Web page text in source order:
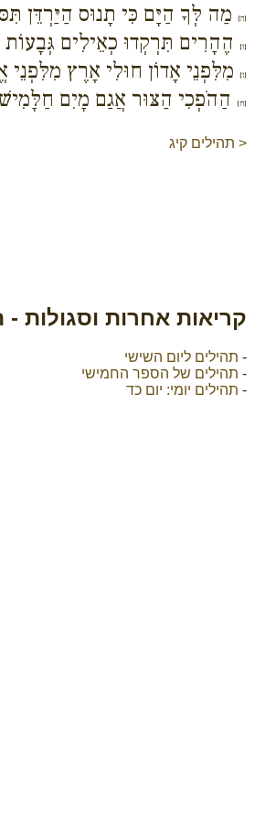
{ה} מַה לְּךָ הַיָּם כִּי תָנוּס הַיַּרְדֵּן
{ו} הֶהָרִים תִּרְקְדוּ כְאֵילִים גְּבָעוֹת
{ז} מִלִּפְנֵי אָדוֹן חוּלִי אָרֶץ מִלִּפְנֵי
{ח} הַהֹפְכִי הַצּוּר אֲגַם מָיִם
< תהילים קיג
קריאות אחרות וסגולות -
- תהילים ליום השישי
- תהילים של הספר החמישי
- תהילים יומי: יום כד